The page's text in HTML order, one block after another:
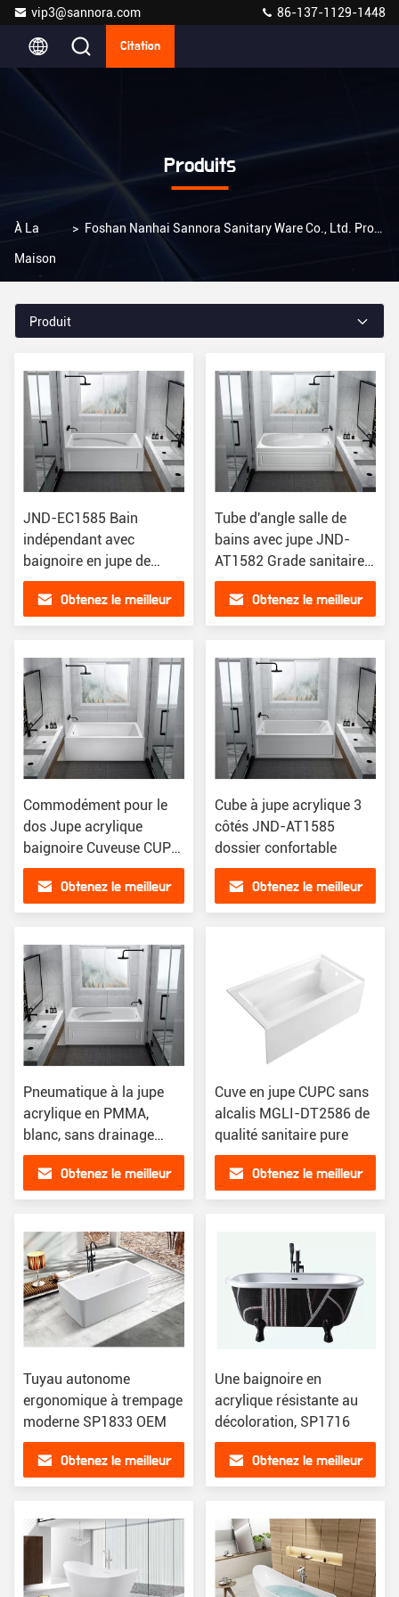
vip3@sannora.com 86-137-1129-1448
Citation
Produits
À La
Maison
> Foshan Nanhai Sannora Sanitary Ware Co., Ltd. Produits En Ligne
Produit
JND-EC1585 Bain
indépendant avec
baignoire en jupe de
qualité sanitaire pure
CUPC certifié
Obtenez le meilleur
Tube d'angle salle de
bains avec jupe JND-
AT1582 Grade sanitaire
sans alcalis
Obtenez le meilleur
Commodément pour le
dos Jupe acrylique
baignoire Cuveuse CUPC
MGLI-DT2585
Obtenez le meilleur
Cube à jupe acrylique 3
côtés JND-AT1585
dossier confortable
Obtenez le meilleur
Pneumatique à la jupe
acrylique en PMMA,
blanc, sans drainage
CUPC MG-DT1582
Obtenez le meilleur
Cuve en jupe CUPC sans
alcalis MGLI-DT2586 de
qualité sanitaire pure
Obtenez le meilleur
Tuyau autonome
ergonomique à trempage
moderne SP1833 OEM
Obtenez le meilleur
Une baignoire en
acrylique résistante au
décoloration, SP1716
Obtenez le meilleur